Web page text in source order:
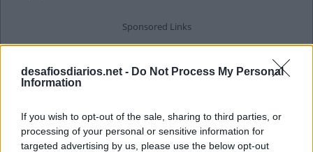
desafiosdiarios.net - Do Not Process My Personal
Information
If you wish to opt-out of the sale, sharing to third parties, or
processing of your personal or sensitive information for
targeted advertising by us, please use the below opt-out